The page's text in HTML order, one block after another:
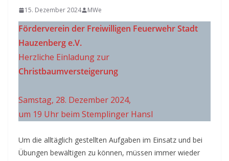
15. Dezember 2024 MWe
Förderverein der Freiwilligen Feuerwehr Stadt
Hauzenberg e.V.
Herzliche Einladung zur
Christbaumversteigerung
Samstag, 28. Dezember 2024,
um 19 Uhr beim Stemplinger Hansl
Um die alltäglich gestellten Aufgaben im Einsatz und bei
Übungen bewältigen zu können, müssen immer wieder